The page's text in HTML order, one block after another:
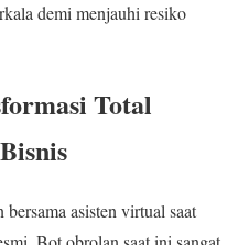
demi menjauhi resiko
Total
asisten virtual saat